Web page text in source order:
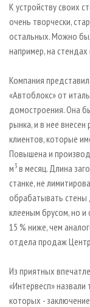
К устройству своих
очень творчески,
остальных. Можно
например, на
Компания
«Автоблокс» от
домостроения. Она
рынка, и в нее
клиентов, которые
Повышена и
м3 в месяц. Длина
станке, не
обрабатывать стены
клееным брусом, но и
15 % ниже, чем
отдела продаж
Из приятных
«Интервесп»
которых -